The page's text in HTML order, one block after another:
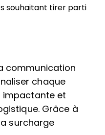
souhaitant tirer parti
communication
chaque
impactante et
Grâce à
surcharge